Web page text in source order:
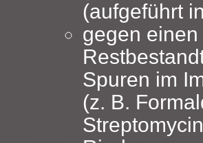
(aufgeführt
gegen
Spuren im
(z. B.